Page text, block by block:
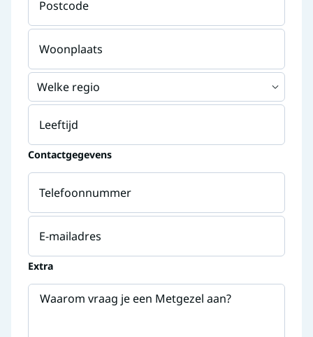
Postcode
Woonplaats
Welke regio
Leeftijd
Contactgegevens
Telefoonnummer
E-mailadres
Extra
Waarom vraag je een Metgezel aan?